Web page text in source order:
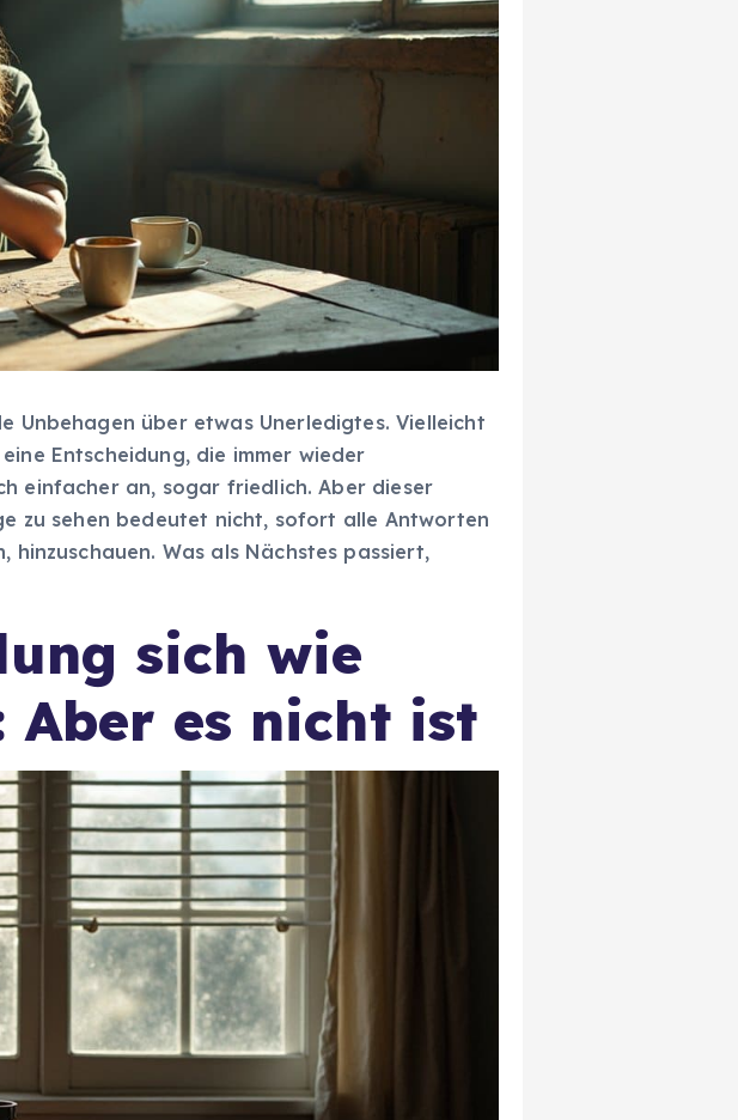
Unbehagen über etwas Unerledigtes. Vielleicht
Entscheidung, die immer wieder
einfacher an, sogar friedlich. Aber dieser
zu sehen bedeutet nicht, sofort alle Antworten
Was als Nächstes passiert,
sich wie
Aber es nicht ist